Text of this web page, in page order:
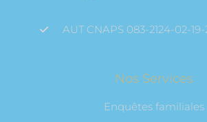
AUT CNAPS 083-2124-02-
Nos Services
Enquêtes familiales